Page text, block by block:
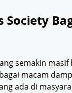
Society
semakin
macam
ada di